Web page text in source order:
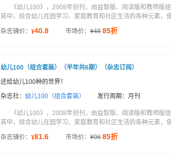
《幼儿100》，2008年创刊，由益智版、阅读版和教师版
其中，综合幼儿在园学习、家庭教育和社区生活的各种元素
杂志铺价： ¥40.8 市场价： ¥48 85折
幼儿100（组合套装）（半年共6期）（杂志订阅）
还给幼儿100种的世界！
杂志社： 幼儿100（组合套装） 发行周期：月刊
《幼儿100》，2008年创刊，由益智版、阅读版和教师版
其中，综合幼儿在园学习、家庭教育和社区生活的各种元素
杂志铺价： ¥81.6 市场价： ¥96 85折